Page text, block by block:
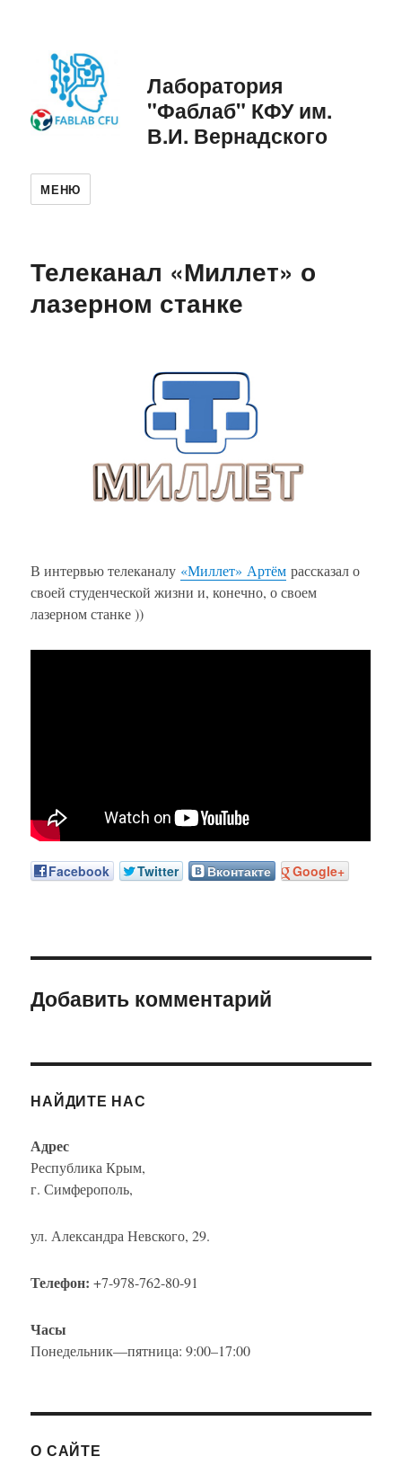
Лаборатория
"Фаблаб" КФУ им.
В.И. Вернадского
МЕНЮ
Телеканал «Миллет» о
лазерном станке
В интервью телеканалу «Миллет» Артём рассказал о
своей студенческой жизни и, конечно, о своем
лазерном станке ))
Facebook Twitter Вконтакте Google+
Добавить комментарий
НАЙДИТЕ НАС
Адрес
Республика Крым,
г. Симферополь,
ул. Александра Невского, 29.
Телефон: +7-978-762-80-91
Часы
Понедельник—пятница: 9:00–17:00
О САЙТЕ